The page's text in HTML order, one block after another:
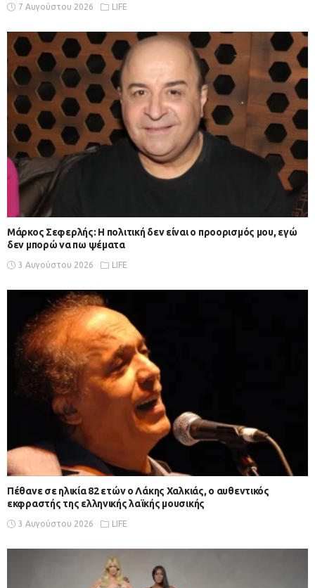
7 Αυγούστου 2026 LIFE
Μάρκος Σεφερλής: Η πολιτική δεν είναι ο προορισμός μου, εγώ
δεν μπορώ να πω ψέματα
3 Αυγούστου 2026 LIFE
Πέθανε σε ηλικία 82 ετών ο Λάκης Χαλκιάς, ο αυθεντικός
εκφραστής της ελληνικής λαϊκής μουσικής
3 Αυγούστου 2026 LIFE